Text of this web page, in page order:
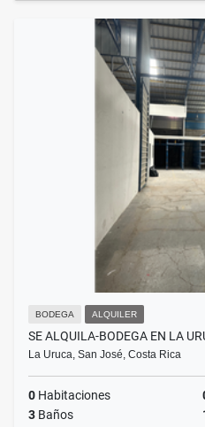
BODEGA ALQUILER
SE ALQUILA-BODEGA EN LA
La Uruca, San José, Costa Rica
0 Habitaciones
3 Baños